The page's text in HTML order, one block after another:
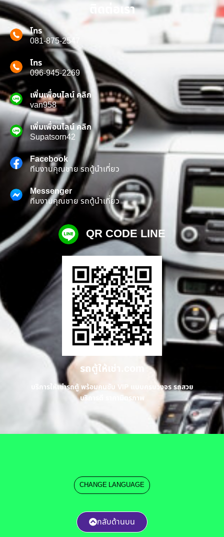
ติดต่อเรา
โทร
081-875-2547
โทร
096-945-2269
เพิ่มเพื่อนไลน์ คลิก
van958
เพิ่มเพื่อนไลน์ คลิก
Supatsorn42
Facebook
ทีมงานคุณชาย รถตู้นำเที่ยว
Messenger
ทีมงานคุณชาย รถตู้นำเที่ยว
QR CODE LINE
รถตู้ให้เช่า.com
บริการให้เช่ารถตู้ พร้อมคนขับ VIP แบบครบวงจร รถสวย
บริการดี ราคามิตรภาพ
CHANGE LANGUAGE
กลับด้านบน